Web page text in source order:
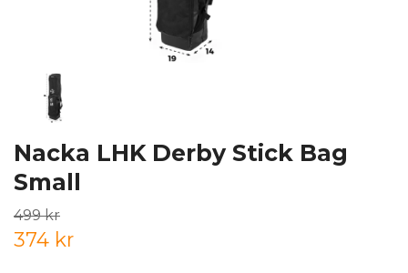
Nacka LHK Derby Stick Bag
Small
499 kr
374 kr